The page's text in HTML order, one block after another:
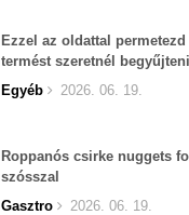
Ezzel az oldattal
termést szeretnél begyűjteni
Egyéb
2026. 06. 19.
Roppanós csirke nuggets
szósszal
Gasztro
2026. 06. 19.